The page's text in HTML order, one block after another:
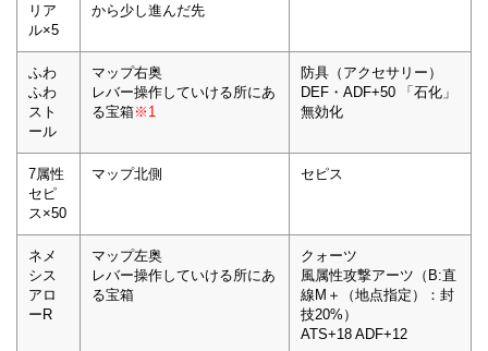
リア
ル×5
から少し進んだ先
ふわ
ふわ
スト
ール
マップ右奥
レバー操作していける所にあ
る宝箱※1
防具（アクセサリー）
DEF・ADF+50 「石化」
無効化
7属性
セピ
ス×50
マップ北側 セピス
ネメ
シス
アロ
ーR
マップ左奥
レバー操作していける所にあ
る宝箱
クォーツ
風属性攻撃アーツ（B:直
線M＋（地点指定）：封
技20%）
ATS+18 ADF+12